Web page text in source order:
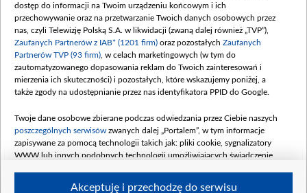
Dofinansowanie 635 783 051,21 PLN
Data podpisania umowy: WRZESIEŃ 2025
(wpłata wrzesień 100 mln, październik 350
mln, listopad 265 mln)
Dofinansowanie 48 862 000,00 PLN
Data podpisania umowy: GRUDZIEŃ 2025
Dofinansowanie 900 000 000,00 PLN
Data podpisania umowy: LUTY 2026 (wpłata
26 lutego 80 mln, 4 marca 370 mln,8
czerwca 90 mln)
dostęp do informacji na Twoim urządzeniu końcowym i ich
przechowywanie oraz na przetwarzanie Twoich danych osobowych przez
nas, czyli Telewizję Polską S.A. w likwidacji (zwaną dalej również „TVP”),
Zaufanych Partnerów z IAB* (1201 firm) oraz pozostałych Zaufanych
Partnerów TVP (93 firm) , w celach marketingowych (w tym do
zautomatyzowanego dopasowania reklam do Twoich zainteresowań i
mierzenia ich skuteczności) i pozostałych, które wskazujemy poniżej, a
także zgody na udostępnianie przez nas identyfikatora PPID do Google.
Twoje dane osobowe zbierane podczas odwiedzania przez Ciebie naszych
poszczególnych serwisów zwanych dalej „Portalem”, w tym informacje
zapisywane za pomocą technologii takich jak: pliki cookie, sygnalizatory
WWW lub innych podobnych technologii umożliwiających świadczenie
Akceptuję i przechodzę do serwisu